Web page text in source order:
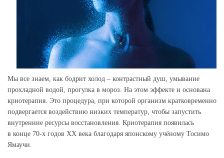
Мы все знаем, как бодрит холод – контрастный душ, умывание
прохладной водой, прогулка в мороз. На этом эффекте и основана
криотерапия. Это процедура, при которой организм кратковременно
подвергается воздействию низких температур, чтобы запустить
внутренние ресурсы восстановления. Криотерапия появилась
в конце 70-х годов ХХ века благодаря японскому учёному Тосимо
Ямаучи.